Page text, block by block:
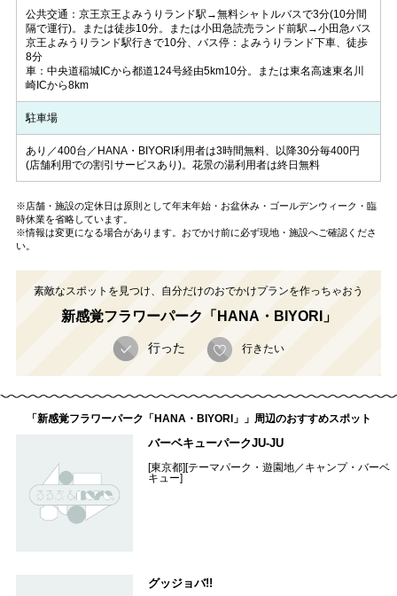
公共交通：京王京王よみうりランド駅→無料シャトルバスで3分(10分間
隔で運行)。または徒歩10分。または小田急読売ランド前駅→小田急バス
京王よみうりランド駅行きで10分、バス停：よみうりランド下車、徒歩
8分
車：中央道稲城ICから都道124号経由5km10分。または東名高速東名川
崎ICから8km
駐車場
あり／400台／HANA・BIYORI利用者は3時間無料、以降30分毎400円
(店舗利用での割引サービスあり)。花景の湯利用者は終日無料
※店舗・施設の定休日は原則として年末年始・お盆休み・ゴールデンウィーク・臨
時休業を省略しています。
※情報は変更になる場合があります。おでかけ前に必ず現地・施設へご確認くださ
い。
素敵なスポットを見つけ、自分だけのおでかけプランを作っちゃおう
新感覚フラワーパーク「HANA・BIYORI」
行った 行きたい
「新感覚フラワーパーク「HANA・BIYORI」」周辺のおすすめスポット
バーベキューパークJU-JU
[東京都][テーマパーク・遊園地／キャンプ・バーベ
キュー]
グッジョバ!!